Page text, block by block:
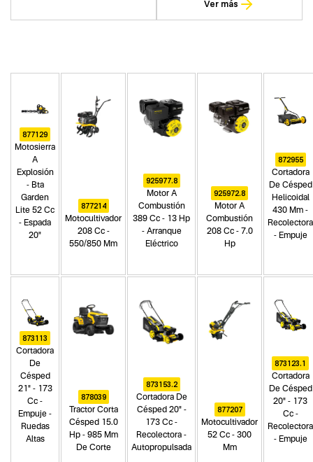
Ver más
877129
Motosierra
A
Explosión
- Bta
Garden
Lite 52 Cc
- Espada
20"
877214
Motocultivador
208 Cc -
550/850 Mm
925977.8
Motor A
Combustión
389 Cc - 13 Hp
- Arranque
Eléctrico
925972.8
Motor A
Combustión
208 Cc - 7.0
Hp
872955
Cortadora
De Césped
Helicoidal
430 Mm -
Recolectora
- Empuje
873113
Cortadora
De
Césped
21" - 173
Cc -
Empuje -
Ruedas
Altas
878039
Tractor Corta
Césped 15.0
Hp - 985 Mm
De Corte
873153.2
Cortadora De
Césped 20" -
173 Cc -
Recolectora -
Autopropulsada
877207
Motocultivador
52 Cc - 300
Mm
873123.1
Cortadora
De Césped
20" - 173
Cc -
Recolectora
- Empuje